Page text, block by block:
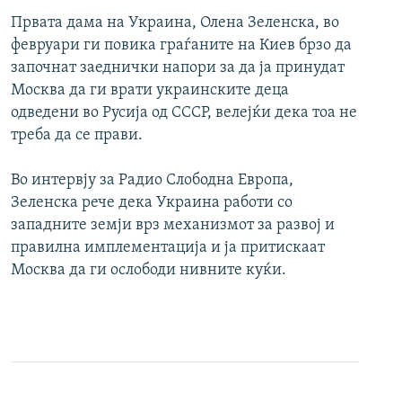
Првата дама на Украина, Олена Зеленска, во
февруари ги повика граѓаните на Киев брзо да
започнат заеднички напори за да ја принудат
Москва да ги врати украинските деца
одведени во Русија од СССР, велејќи дека тоа не
треба да се прави.
Во интервју за Радио Слободна Европа,
Зеленска рече дека Украина работи со
западните земји врз механизмот за развој и
правилна имплементација и ја притискаат
Москва да ги ослободи нивните куќи.